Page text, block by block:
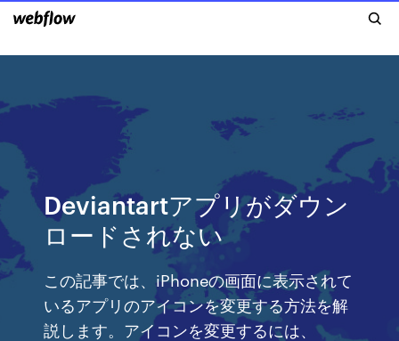
Deviantartアプリがダウン
ロードされない
この記事では、iPhoneの画面に表示されて
いるアプリのアイコンを変更する方法を解
説します。アイコンを変更するには、